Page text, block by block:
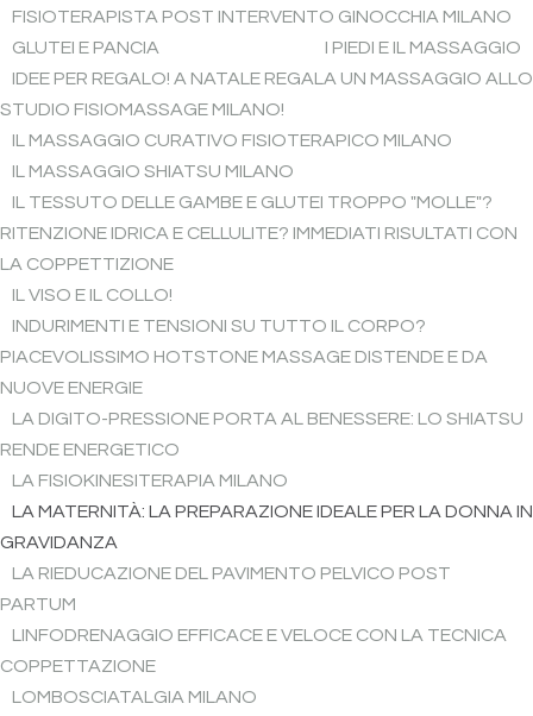
FISIOTERAPISTA POST INTERVENTO GINOCCHIA MILANO
GLUTEI E PANCIA
I PIEDI E IL MASSAGGIO
IDEE PER REGALO! A NATALE REGALA UN MASSAGGIO ALLO
STUDIO FISIOMASSAGE MILANO!
IL MASSAGGIO CURATIVO FISIOTERAPICO MILANO
IL MASSAGGIO SHIATSU MILANO
IL TESSUTO DELLE GAMBE E GLUTEI TROPPO "MOLLE"?
RITENZIONE IDRICA E CELLULITE? IMMEDIATI RISULTATI CON
LA COPPETTIZIONE
IL VISO E IL COLLO!
INDURIMENTI E TENSIONI SU TUTTO IL CORPO?
PIACEVOLISSIMO HOTSTONE MASSAGE DISTENDE E DA
NUOVE ENERGIE
LA DIGITO-PRESSIONE PORTA AL BENESSERE: LO SHIATSU
RENDE ENERGETICO
LA FISIOKINESITERAPIA MILANO
LA MATERNITÀ: LA PREPARAZIONE IDEALE PER LA DONNA IN
GRAVIDANZA
LA RIEDUCAZIONE DEL PAVIMENTO PELVICO POST
PARTUM
LINFODRENAGGIO EFFICACE E VELOCE CON LA TECNICA
COPPETTAZIONE
LOMBOSCIATALGIA MILANO